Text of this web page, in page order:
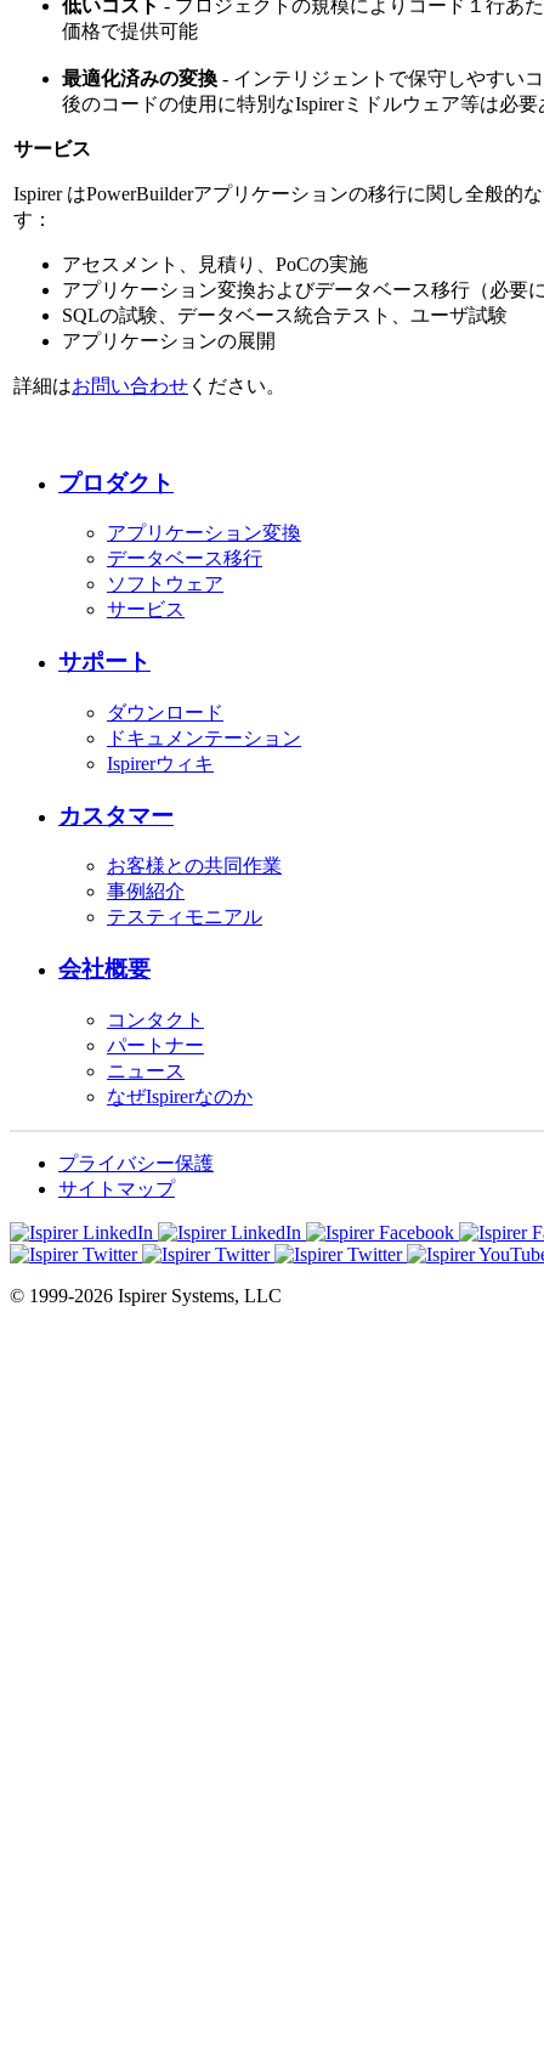
低いコスト - プロジェクトの規模によりコード１行あ
価格で提供可能
最適化済みの変換 - インテリジェントで保守しやすい
後のコードの使用に特別なIspirerミドルウェア等は必
サービス
Ispirer はPowerBuilderアプリケーションの移行に関し全般的
す：
アセスメント、見積り、PoCの実施
アプリケーション変換およびデータベース移行（必要
SQLの試験、データベース統合テスト、ユーザ試験
アプリケーションの展開
詳細はお問い合わせ ください。
プロダクト
アプリケーション変換
データベース移行
ソフトウェア
サービス
サポート
ダウンロード
ドキュメンテーション
Ispirerウィキ
カスタマー
お客様との共同作業
事例紹介
テスティモニアル
会社概要
コンタクト
パートナー
ニュース
なぜIspirerなのか
プライバシー保護
サイトマップ
© 1999-2026 Ispirer Systems, LLC